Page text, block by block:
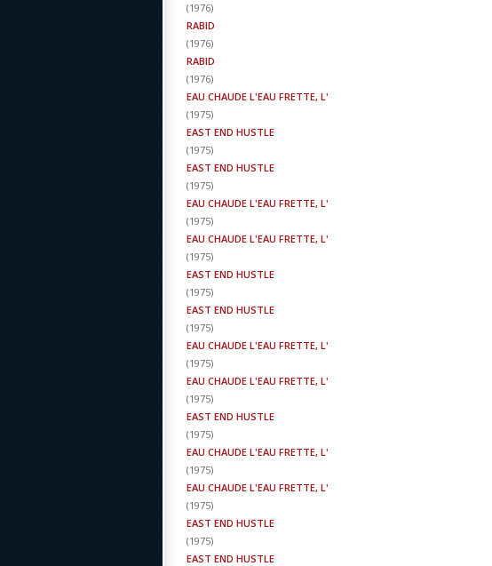
(1976)
RABID
(1976)
RABID
(1976)
EAU CHAUDE L'EAU FRETTE, L'
(1975)
EAST END HUSTLE
(1975)
EAST END HUSTLE
(1975)
EAU CHAUDE L'EAU FRETTE, L'
(1975)
EAU CHAUDE L'EAU FRETTE, L'
(1975)
EAST END HUSTLE
(1975)
EAST END HUSTLE
(1975)
EAU CHAUDE L'EAU FRETTE, L'
(1975)
EAU CHAUDE L'EAU FRETTE, L'
(1975)
EAST END HUSTLE
(1975)
EAU CHAUDE L'EAU FRETTE, L'
(1975)
EAU CHAUDE L'EAU FRETTE, L'
(1975)
EAST END HUSTLE
(1975)
EAST END HUSTLE